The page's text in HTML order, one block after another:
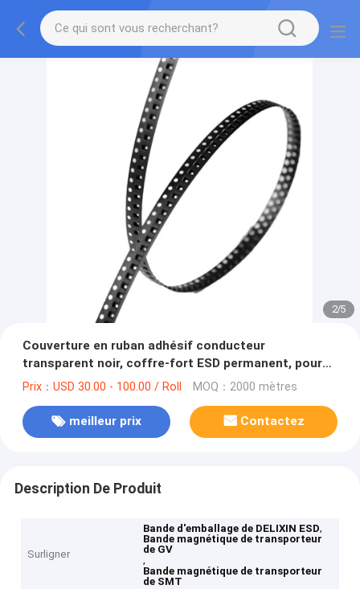
2/5
Couverture en ruban adhésif conducteur
transparent noir, coffre-fort ESD permanent, pour
les emballages de composants SMD/SMT
Prix：USD 30.00 - 100.00 / Roll MOQ：2000 mètres
meilleur prix Contactez
Description De Produit
Surligner
Bande d'emballage de DELIXIN ESD,
Bande magnétique de transporteur
de GV
,
Bande magnétique de transporteur
de SMT